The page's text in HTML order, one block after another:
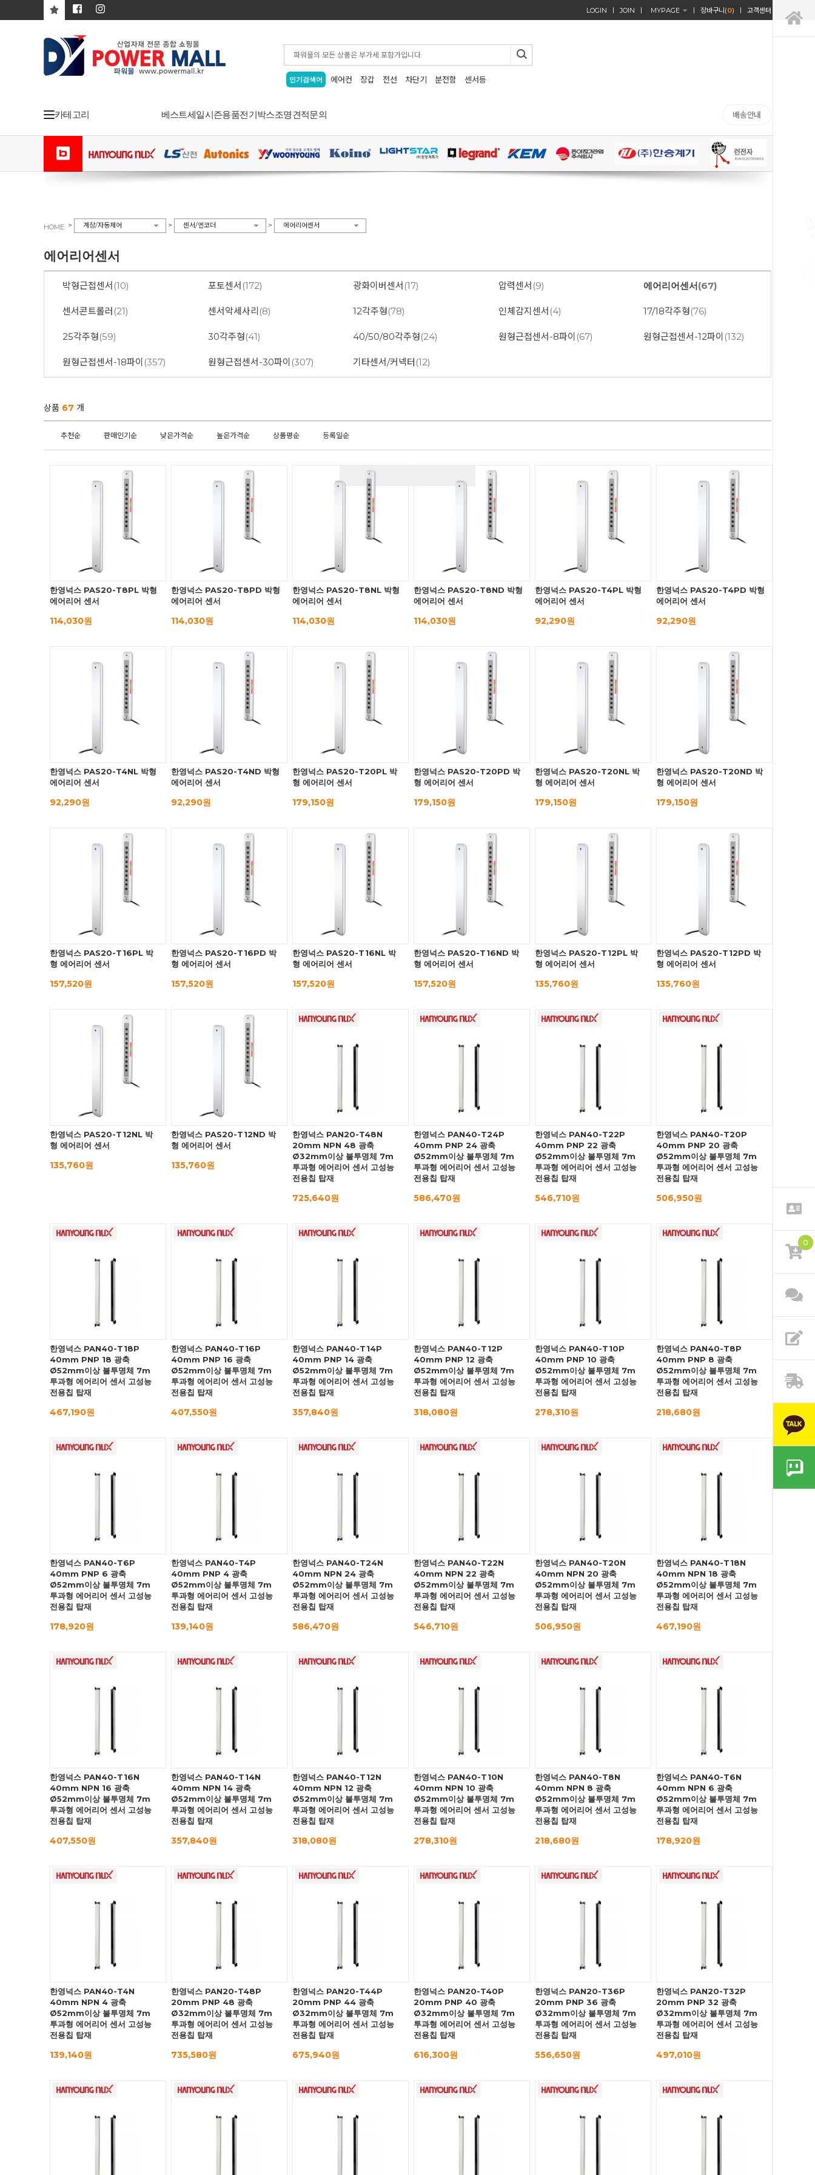
0
LOGIN JOIN MYPAGE 장바구니(0) 고객센터
인기검색어 에어컨 장갑 전선 차단기 분전함 센서등
카테고리 베스트세일시즌용품전기박스조명견적문의 배송안내
HOME > 계장/자동제어 > 센서/엔코더 > 에어리어센서
에어리어센서
박형근접센서 (10) 포토센서 (172) 광화이버센서 (17) 압력센서 (9) 에어리어센서(67)
센서콘트롤러 (21) 센서악세사리 (8) 12각주형(78) 인체감지센서 (4) 17/18각주형(76)
25각주형(59) 30각주형(41) 40/50/80각주형(24) 원형근접센서-8파이 (67) 원형근접센서-12파이 (132)
원형근접센서-18파이 (357) 원형근접센서-30파이 (307) 기타센서/커넥터 (12)
상품 67 개
추천순 판매인기순 낮은가격순 높은가격순 상품평순 등록일순
한영넉스 PAS20-T8PL 박형
에어리어 센서
114,030원
한영넉스 PAS20-T8PD 박형
에어리어 센서
114,030원
한영넉스 PAS20-T8NL 박형
에어리어 센서
114,030원
한영넉스 PAS20-T8ND 박형
에어리어 센서
114,030원
한영넉스 PAS20-T4PL 박형
에어리어 센서
92,290원
한영넉스 PAS20-T4PD 박형
에어리어 센서
92,290원
한영넉스 PAS20-T4NL 박형
에어리어 센서
92,290원
한영넉스 PAS20-T4ND 박형
에어리어 센서
92,290원
한영넉스 PAS20-T20PL 박
형 에어리어 센서
179,150원
한영넉스 PAS20-T20PD 박
형 에어리어 센서
179,150원
한영넉스 PAS20-T20NL 박
형 에어리어 센서
179,150원
한영넉스 PAS20-T20ND 박
형 에어리어 센서
179,150원
한영넉스 PAS20-T16PL 박
형 에어리어 센서
157,520원
한영넉스 PAS20-T16PD 박
형 에어리어 센서
157,520원
한영넉스 PAS20-T16NL 박
형 에어리어 센서
157,520원
한영넉스 PAS20-T16ND 박
형 에어리어 센서
157,520원
한영넉스 PAS20-T12PL 박
형 에어리어 센서
135,760원
한영넉스 PAS20-T12PD 박
형 에어리어 센서
135,760원
한영넉스 PAS20-T12NL 박
형 에어리어 센서
135,760원
한영넉스 PAS20-T12ND 박
형 에어리어 센서
135,760원
한영넉스 PAN20-T48N
20mm NPN 48 광축
Ø32mm이상 불투명체 7m
투과형 에어리어 센서 고성능
전용칩 탑재
725,640원
한영넉스 PAN40-T24P
40mm PNP 24 광축
Ø52mm이상 불투명체 7m
투과형 에어리어 센서 고성능
전용칩 탑재
586,470원
한영넉스 PAN40-T22P
40mm PNP 22 광축
Ø52mm이상 불투명체 7m
투과형 에어리어 센서 고성능
전용칩 탑재
546,710원
한영넉스 PAN40-T20P
40mm PNP 20 광축
Ø52mm이상 불투명체 7m
투과형 에어리어 센서 고성능
전용칩 탑재
506,950원
한영넉스 PAN40-T18P
40mm PNP 18 광축
Ø52mm이상 불투명체 7m
투과형 에어리어 센서 고성능
전용칩 탑재
467,190원
한영넉스 PAN40-T16P
40mm PNP 16 광축
Ø52mm이상 불투명체 7m
투과형 에어리어 센서 고성능
전용칩 탑재
407,550원
한영넉스 PAN40-T14P
40mm PNP 14 광축
Ø52mm이상 불투명체 7m
투과형 에어리어 센서 고성능
전용칩 탑재
357,840원
한영넉스 PAN40-T12P
40mm PNP 12 광축
Ø52mm이상 불투명체 7m
투과형 에어리어 센서 고성능
전용칩 탑재
318,080원
한영넉스 PAN40-T10P
40mm PNP 10 광축
Ø52mm이상 불투명체 7m
투과형 에어리어 센서 고성능
전용칩 탑재
278,310원
한영넉스 PAN40-T8P
40mm PNP 8 광축
Ø52mm이상 불투명체 7m
투과형 에어리어 센서 고성능
전용칩 탑재
218,680원
한영넉스 PAN40-T6P
40mm PNP 6 광축
Ø52mm이상 불투명체 7m
투과형 에어리어 센서 고성능
전용칩 탑재
178,920원
한영넉스 PAN40-T4P
40mm PNP 4 광축
Ø52mm이상 불투명체 7m
투과형 에어리어 센서 고성능
전용칩 탑재
139,140원
한영넉스 PAN40-T24N
40mm NPN 24 광축
Ø52mm이상 불투명체 7m
투과형 에어리어 센서 고성능
전용칩 탑재
586,470원
한영넉스 PAN40-T22N
40mm NPN 22 광축
Ø52mm이상 불투명체 7m
투과형 에어리어 센서 고성능
전용칩 탑재
546,710원
한영넉스 PAN40-T20N
40mm NPN 20 광축
Ø52mm이상 불투명체 7m
투과형 에어리어 센서 고성능
전용칩 탑재
506,950원
한영넉스 PAN40-T18N
40mm NPN 18 광축
Ø52mm이상 불투명체 7m
투과형 에어리어 센서 고성능
전용칩 탑재
467,190원
한영넉스 PAN40-T16N
40mm NPN 16 광축
Ø52mm이상 불투명체 7m
투과형 에어리어 센서 고성능
전용칩 탑재
407,550원
한영넉스 PAN40-T14N
40mm NPN 14 광축
Ø52mm이상 불투명체 7m
투과형 에어리어 센서 고성능
전용칩 탑재
357,840원
한영넉스 PAN40-T12N
40mm NPN 12 광축
Ø52mm이상 불투명체 7m
투과형 에어리어 센서 고성능
전용칩 탑재
318,080원
한영넉스 PAN40-T10N
40mm NPN 10 광축
Ø52mm이상 불투명체 7m
투과형 에어리어 센서 고성능
전용칩 탑재
278,310원
한영넉스 PAN40-T8N
40mm NPN 8 광축
Ø52mm이상 불투명체 7m
투과형 에어리어 센서 고성능
전용칩 탑재
218,680원
한영넉스 PAN40-T6N
40mm NPN 6 광축
Ø52mm이상 불투명체 7m
투과형 에어리어 센서 고성능
전용칩 탑재
178,920원
한영넉스 PAN40-T4N
40mm NPN 4 광축
Ø52mm이상 불투명체 7m
투과형 에어리어 센서 고성능
전용칩 탑재
139,140원
한영넉스 PAN20-T48P
20mm PNP 48 광축
Ø32mm이상 불투명체 7m
투과형 에어리어 센서 고성능
전용칩 탑재
735,580원
한영넉스 PAN20-T44P
20mm PNP 44 광축
Ø32mm이상 불투명체 7m
투과형 에어리어 센서 고성능
전용칩 탑재
675,940원
한영넉스 PAN20-T40P
20mm PNP 40 광축
Ø32mm이상 불투명체 7m
투과형 에어리어 센서 고성능
전용칩 탑재
616,300원
한영넉스 PAN20-T36P
20mm PNP 36 광축
Ø32mm이상 불투명체 7m
투과형 에어리어 센서 고성능
전용칩 탑재
556,650원
한영넉스 PAN20-T32P
20mm PNP 32 광축
Ø32mm이상 불투명체 7m
투과형 에어리어 센서 고성능
전용칩 탑재
497,010원